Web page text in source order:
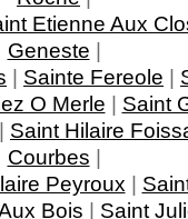
Etienne Aux
Geneste |
| Sainte Fereole |
O Merle | Saint
| Saint Hilaire
Courbes |
Peyroux |
Bois | Saint